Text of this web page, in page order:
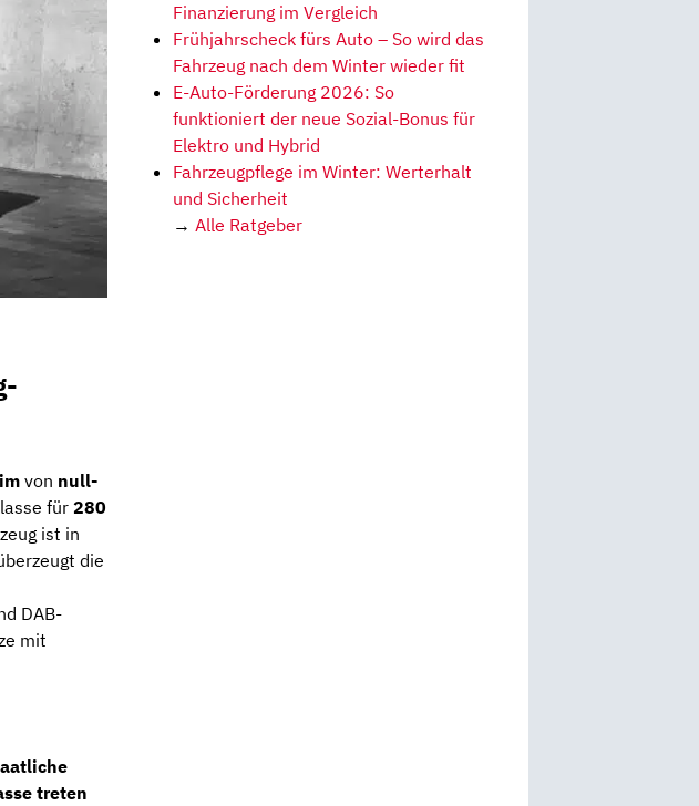
von null-
für 280
ist in
die
DAB-
mit
treten
Finanzierung im Vergleich
Frühjahrscheck fürs Auto – So wird das
Fahrzeug nach dem Winter wieder fit
E-Auto-Förderung 2026: So
funktioniert der neue Sozial-Bonus für
Elektro und Hybrid
Fahrzeugpflege im Winter: Werterhalt
und Sicherheit
→ Alle Ratgeber